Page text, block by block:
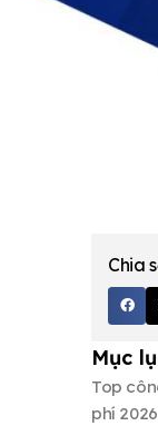
Chia
Mục
Top
phí 2026